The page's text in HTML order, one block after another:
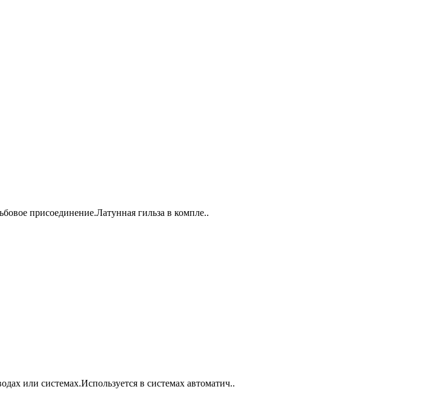
присоединение.Латунная гильза в компле..
или системах.Используется в системах автоматич..